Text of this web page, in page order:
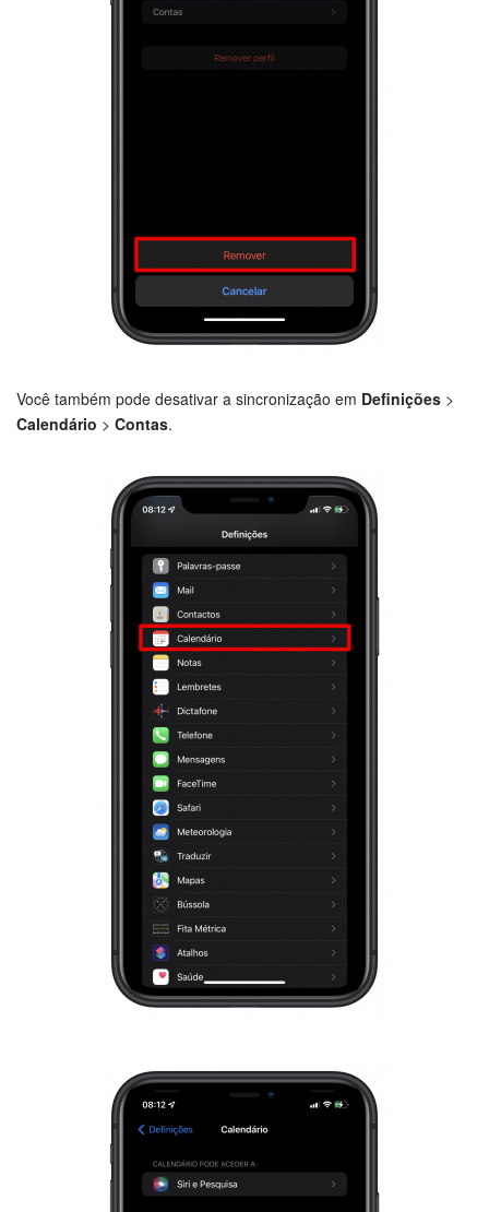
Você também pode desativar a sincronização em Definições >
Calendário > Contas.